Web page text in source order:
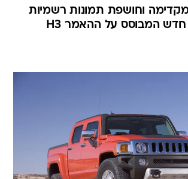
וחושפת תמונות רשמיות
של טנדר גדול חדש המבוסס על ההאמר H3